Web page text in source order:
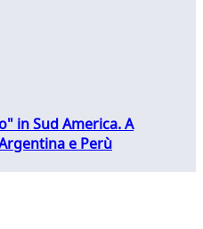
in Sud America. A
e Perù